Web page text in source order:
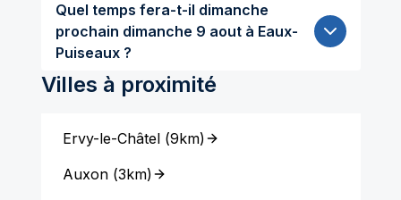
Quel temps fera-t-il dimanche
prochain dimanche 9 aout à Eaux-
Puiseaux ?
Villes à proximité
Ervy-le-Châtel(9km)
Auxon(3km)